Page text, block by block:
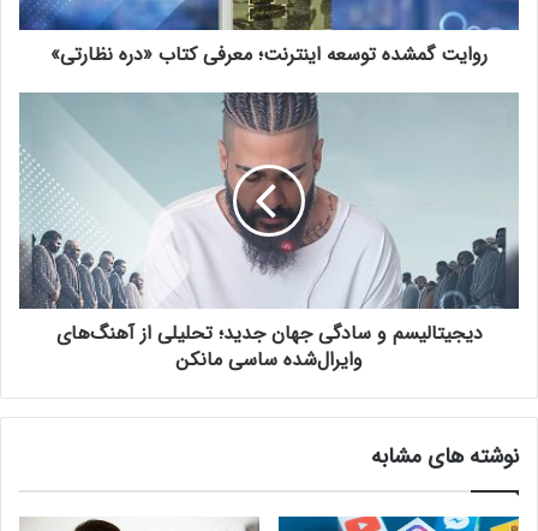
روایت گمشده توسعه اینترنت؛ معرفی کتاب «دره نظارتی»
دیجیتالیسم و سادگی جهان جدید؛ تحلیلی از آهنگ‌های
وایرال‌شده ساسی مانکن
نوشته های مشابه